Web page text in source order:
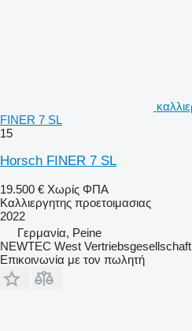
FINER 7 SL
15
Horsch FINER 7 SL
19.500 € Χωρίς ΦΠΑ
Καλλιεργητης προετοιμασιας
2022
Γερμανία, Peine
NEWTEC West
Επικοινωνία με τον πωλητή